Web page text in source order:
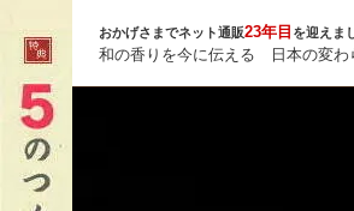
おかげさまでネット通販23年目 を迎えま
和の香りを今に伝える 日本の変わ